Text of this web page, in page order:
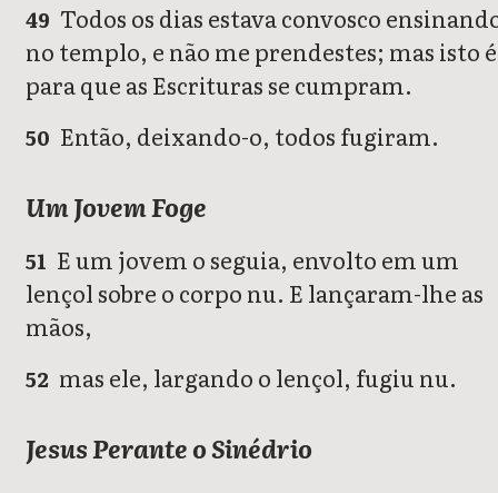
49 Todos os dias estava convosco
no templo, e não me prendestes; mas isto é
para que as Escrituras se cumpram.
50 Então, deixando-o, todos fugiram.
Um Jovem Foge
51 E um jovem o seguia, envolto em um
lençol sobre o corpo nu. E lançaram-lhe as
mãos,
52 mas ele, largando o lençol, fugiu nu.
Jesus Perante o Sinédrio